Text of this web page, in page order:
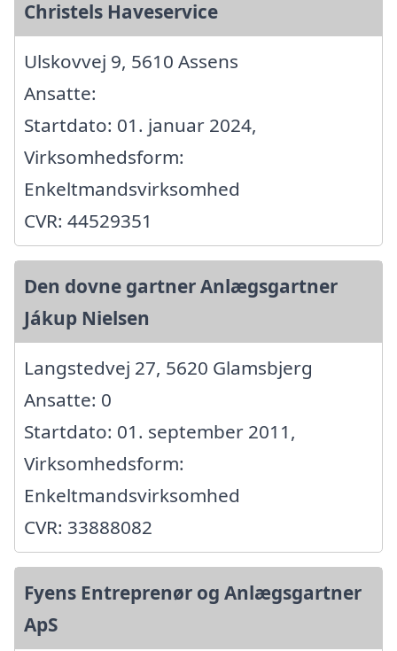
Christels Haveservice
Ulskovvej 9, 5610 Assens
Ansatte:
Startdato: 01. januar 2024,
Virksomhedsform:
Enkeltmandsvirksomhed
CVR: 44529351
Den dovne gartner Anlægsgartner
Jákup Nielsen
Langstedvej 27, 5620 Glamsbjerg
Ansatte: 0
Startdato: 01. september 2011,
Virksomhedsform:
Enkeltmandsvirksomhed
CVR: 33888082
Fyens Entreprenør og Anlægsgartner
ApS